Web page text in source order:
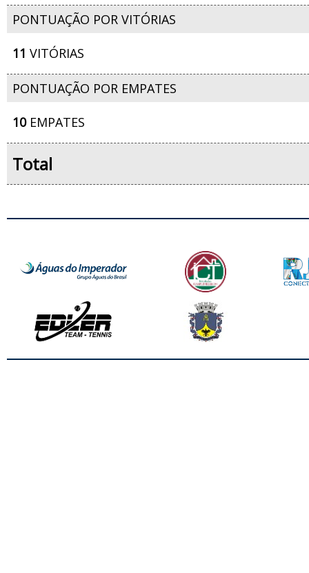
PONTUAÇÃO POR VITÓRIAS
11 VITÓRIAS
PONTUAÇÃO POR EMPATES
10EMPATES
Total